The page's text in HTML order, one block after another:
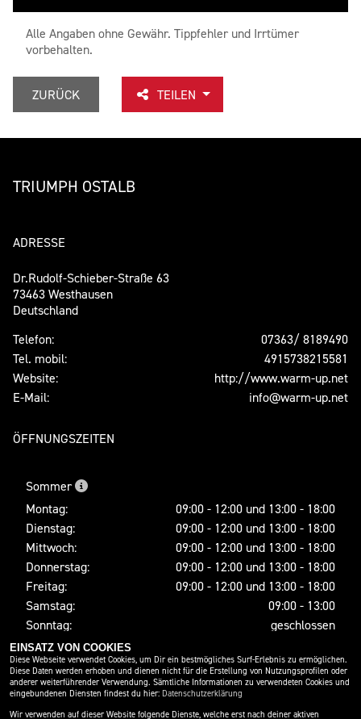
Alle Angaben ohne Gewähr. Tippfehler und Irrtümer
vorbehalten.
ZURÜCK TEILEN
TRIUMPH OSTALB
ADRESSE
Dr.Rudolf-Schieber-Straße 63
73463 Westhausen
Deutschland
Telefon:
07363/ 8189490
Tel. mobil:
4915738215581
Website:
http://www.warm-up.net
E-Mail:
info@warm-up.net
ÖFFNUNGSZEITEN
Sommer
Montag:
09:00 - 12:00 und 13:00 - 18:00
Dienstag:
09:00 - 12:00 und 13:00 - 18:00
Mittwoch:
09:00 - 12:00 und 13:00 - 18:00
Donnerstag:
09:00 - 12:00 und 13:00 - 18:00
Freitag:
09:00 - 12:00 und 13:00 - 18:00
Samstag:
09:00 - 13:00
Sonntag:
geschlossen
SOCIAL MEDIA
EINSATZ VON COOKIES
Diese Webseite verwendet Cookies, um Dir ein bestmögliches Surf-Erlebnis zu ermöglichen.
Diese Daten werden erhoben und dienen nicht für die Erstellung von Nutzungsprofilen oder
anderer weiterführender Verwendung. Sämtliche Informationen zu verwendeten Cookies und
eingebundenen Diensten findest du hier: Datenschutzerklärung
Wir verwenden auf dieser Website folgende Dienste, welche erst nach deiner aktiven